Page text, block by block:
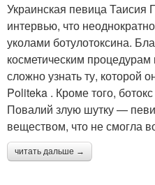
Украинская певица Таисия
интервью, что
уколами ботулотоксина.
косметическим
сложно узнать ту, которой
Politeka . Кроме того,
Повалий злую шутку —
веществом, что не смогла
читать дальше →